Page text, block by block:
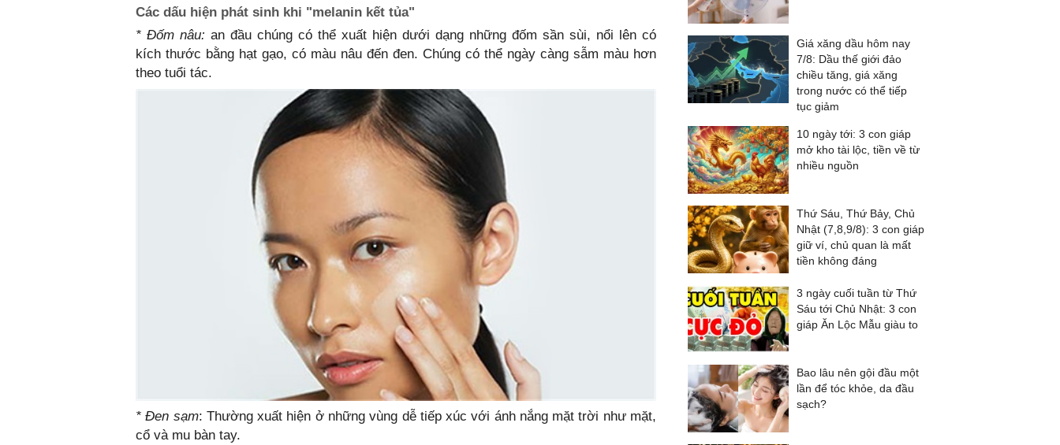
Các dấu hiện phát sinh khi "melanin kết tủa"
* Đốm nâu: an đầu chúng có thể xuất hiện dưới dạng những đốm sần sùi, nổi lên có
kích thước bằng hạt gạo, có màu nâu đến đen. Chúng có thể ngày càng sẫm màu hơn
theo tuổi tác.
* Đen sạm: Thường xuất hiện ở những vùng dễ tiếp xúc với ánh nắng mặt trời như mặt,
cổ và mu bàn tay.
Giá xăng dầu hôm nay
7/8: Dầu thế giới đảo
chiều tăng, giá xăng
trong nước có thể tiếp
tục giảm
10 ngày tới: 3 con giáp
mở kho tài lộc, tiền về từ
nhiều nguồn
Thứ Sáu, Thứ Bảy, Chủ
Nhật (7,8,9/8): 3 con giáp
giữ ví, chủ quan là mất
tiền không đáng
3 ngày cuối tuần từ Thứ
Sáu tới Chủ Nhật: 3 con
giáp Ăn Lộc Mẫu giàu to
Bao lâu nên gội đầu một
lần để tóc khỏe, da đầu
sạch?